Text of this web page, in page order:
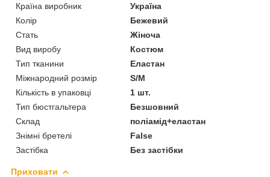
Країна виробник
Україна
Колір
Бежевий
Стать
Жіноча
Вид виробу
Костюм
Тип тканини
Еластан
Міжнародний розмір
S/M
Кількість в упаковці
1 шт.
Тип бюстгальтера
Безшовний
Склад
поліамід+еластан
Знімні бретелі
False
Застібка
Без застібки
Приховати